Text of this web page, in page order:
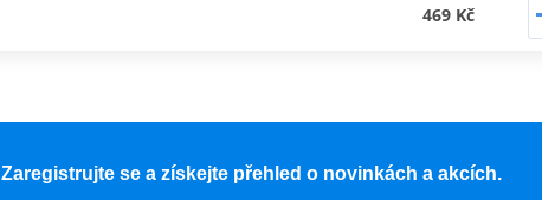
469 Kč
Zaregistrujte se a získejte přehled o novinkách a akcích.